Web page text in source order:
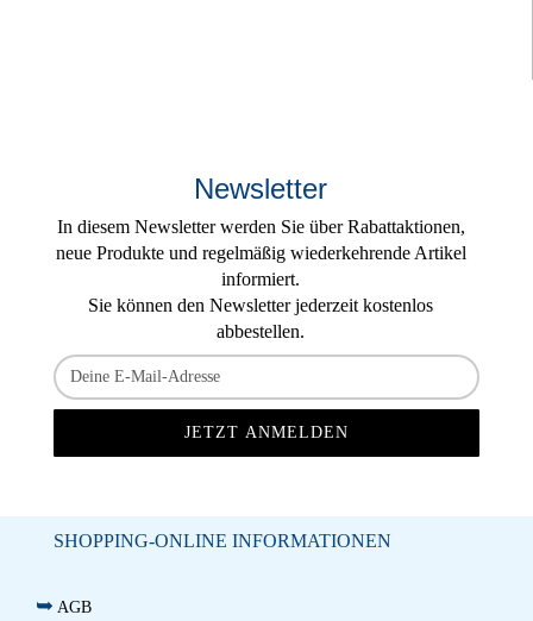
Newsletter
In diesem Newsletter werden Sie über Rabattaktionen,
neue Produkte und regelmäßig wiederkehrende Artikel
informiert.
Sie können den Newsletter jederzeit kostenlos
abbestellen.
SHOPPING-ONLINE INFORMATIONEN
➥ AGB